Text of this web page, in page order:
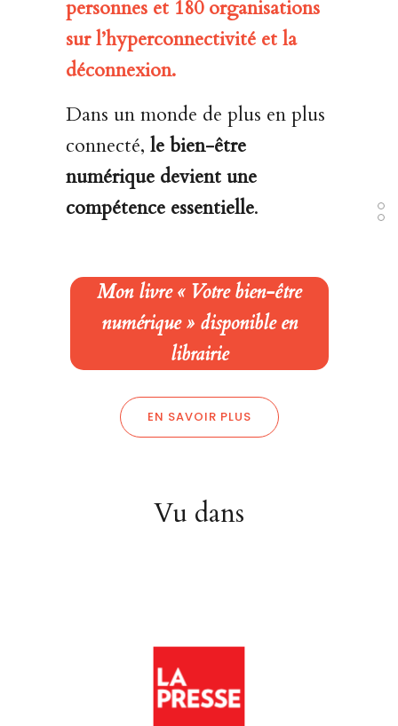
personnes et 180 organisations
sur l’hyperconnectivité et la
déconnexion.
Dans un monde de plus en plus
connecté, le bien-être
numérique devient une
compétence essentielle.
Mon livre « Votre bien-être
numérique » disponible en
librairie
EN SAVOIR PLUS
Vu dans